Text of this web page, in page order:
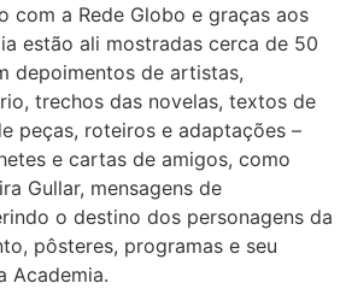
com a Rede Globo e graças aos
estão ali mostradas cerca de 50
depoimentos de artistas,
trechos das novelas, textos de
peças, roteiros e adaptações –
e cartas de amigos, como
Gullar, mensagens de
o destino dos personagens da
pôsteres, programas e seu
Academia.